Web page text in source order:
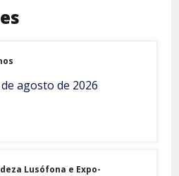
agosto de 2026
Lusófona e Expo-